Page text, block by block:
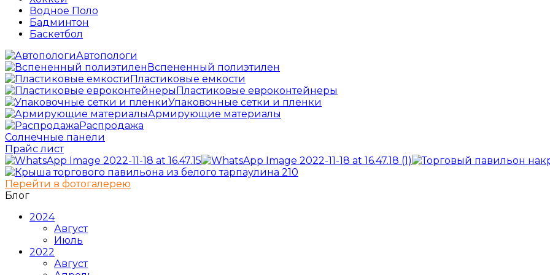
Водное Поло
Бадминтон
Баскетбол
Автопологи
Вспененный полиэтилен
Пластиковые емкости
Пластиковые евроконтейнеры
Упаковочные сетки и пленки
Армирующие материалы
Распродажа
Солнечные панели
Прайс лист
Перейти в фотогалерею
Блог
2024
Август
Июль
2022
Август